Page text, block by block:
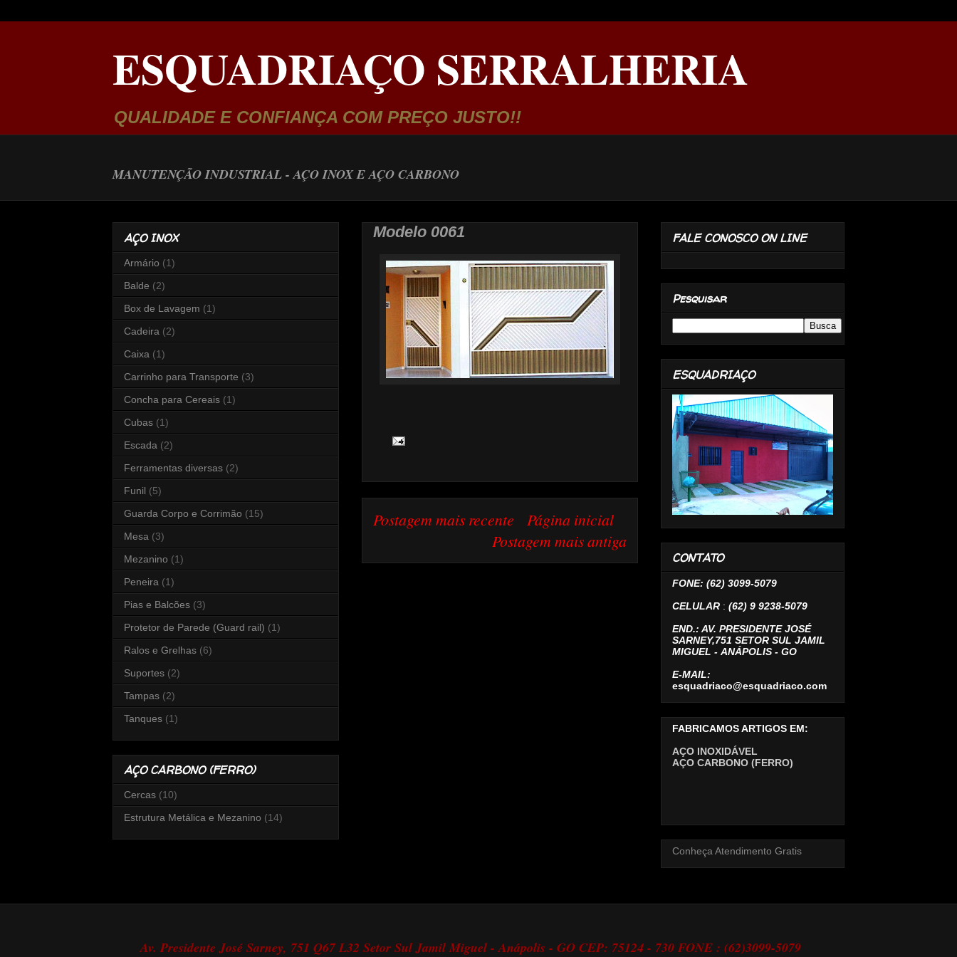
ESQUADRIAÇO SERRALHERIA
QUALIDADE E CONFIANÇA COM PREÇO JUSTO!!
MANUTENÇÃO INDUSTRIAL -AÇO INOX E AÇO CARBONO
Modelo 0061
Postagem mais recente
Postagem mais antiga
Página inicial
AÇO INOX
Armário (1)
Balde (2)
Box de Lavagem (1)
Cadeira (2)
Caixa (1)
Carrinho para Transporte (3)
Concha para Cereais (1)
Cubas (1)
Escada (2)
Ferramentas diversas (2)
Funil (5)
Guarda Corpo e Corrimão (15)
Mesa (3)
Mezanino (1)
Peneira (1)
Pias e Balcões (3)
Protetor de Parede (Guard rail) (1)
Ralos e Grelhas (6)
Suportes (2)
Tampas (2)
Tanques (1)
AÇO CARBONO (FERRO)
Cercas (10)
Estrutura Metálica e Mezanino (14)
FALE CONOSCO ON LINE
Pesquisar
ESQUADRIAÇO
CONTATO
FONE: (62) 3099-5079
CELULAR : (62) 9 9238-5079
END.: AV. PRESIDENTE JOSÉ
SARNEY,751 SETOR SUL JAMIL
MIGUEL - ANÁPOLIS - GO
E-MAIL:
esquadriaco@esquadriaco.com
FABRICAMOS ARTIGOS EM:
AÇO INOXIDÁVEL
AÇO CARBONO (FERRO)
Conheça Atendimento Gratis
Av. Presidente José Sarney, 751 Q67 L32 Setor Sul Jamil Miguel - Anápolis - GO CEP: 75124 - 730 FONE : (62)3099-5079